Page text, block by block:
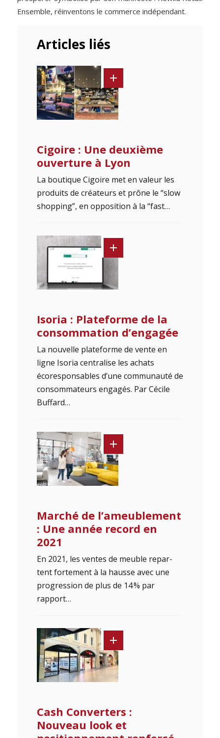
Ensemble, réinventons le commerce indépendant.
Articles liés
Cigoire : Une deuxième
ouverture à Lyon
La boutique Cigoire met en valeur les
produits de créateurs et prône le “slow
shopping”, en opposition à la “fast…
Isoria : Plateforme de la
consommation d’engagée
La nouvelle plateforme de vente en
ligne Isoria centralise les achats
écoresponsables d’une communauté de
consommateurs engagés. Par Cécile
Buffard…
Marché de l’ameublement
: Une année record en
2021
En 2021, les ventes de meuble repar­
tent fortement à la hausse avec une
progression de plus de 14 % par
rapport…
Cash Converters :
Nouveau look et